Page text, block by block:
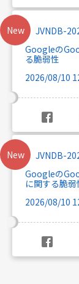
New
JVNDB-
Googleの
る脆弱性
2026/08/10
New
JVNDB-
Googleの
に関する脆弱
2026/08/10